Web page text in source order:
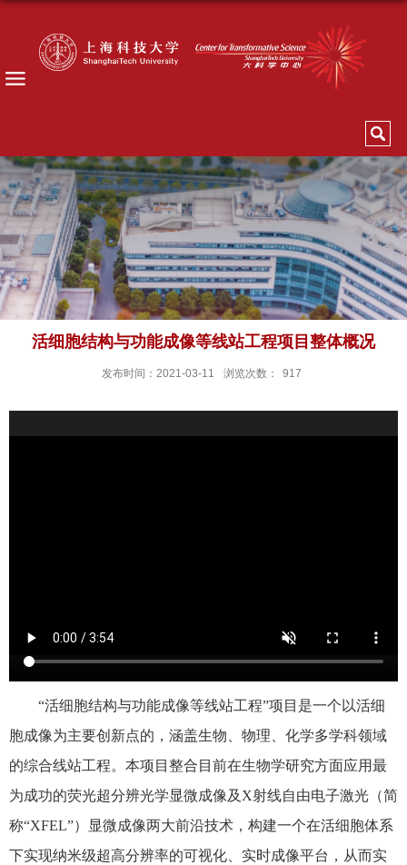
活细胞结构与功能成像等线站工程项目整体概况
发布时间：2021-03-11 浏览次数： 917
“活细胞结构与功能成像等线站工程”项目是一个以活细
胞成像为主要创新点的，涵盖生物、物理、化学多学科领域
的综合线站工程。本项目整合目前在生物学研究方面应用最
为成功的荧光超分辨光学显微成像及 X射线自由电子激光（简
称“XFEL”）显微成像两大前沿技术，构建一个在活细胞体系
下实现纳米级超高分辨率的可视化、实时成像平台，从而实